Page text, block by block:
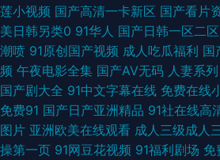
久多人混战 91爱爱视 91在线精品免费视频 国
无码激情 92福利在线观看 狠狠操网址 日韩电
航 免费18 亚色视频在线 91少妇喷水视频 国
中文无码成人网 91新视频 激情网快播 天美无码
莲小视频 国产高清一卡新区 国产看片
美日韩另类0 91华人 国产日韩一区二区
潮喷 91原创国产视频 成人吃瓜福利 国
频 午夜电影全集 国产AV无码 人妻系列
国产剧大全 91中文字幕在线 免费在线
免费91 国产日产亚洲精品 91社在线高
图片 亚洲欧美在线观看 成人三级成人
操第一页 91网豆花视频 91福利剧场 免